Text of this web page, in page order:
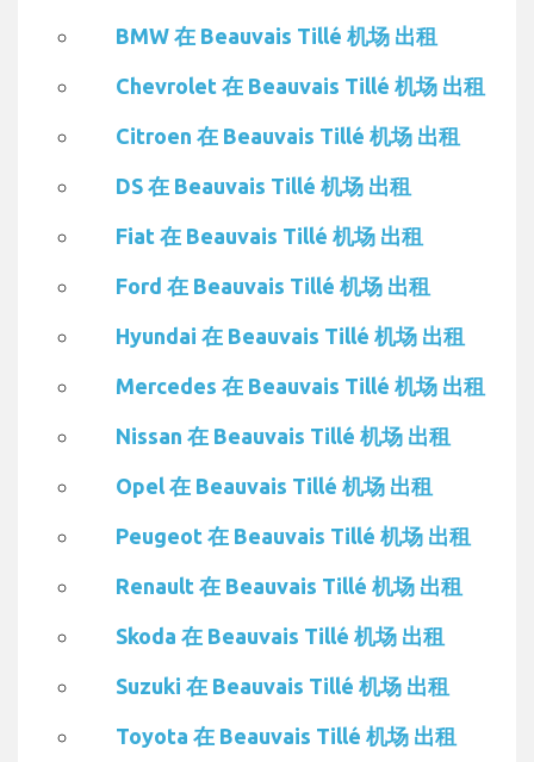
BMW 在 Beauvais Tillé 机场 出租
Chevrolet 在 Beauvais Tillé 机场 出租
Citroen 在 Beauvais Tillé 机场 出租
DS 在 Beauvais Tillé 机场 出租
Fiat 在 Beauvais Tillé 机场 出租
Ford 在 Beauvais Tillé 机场 出租
Hyundai 在 Beauvais Tillé 机场 出租
Mercedes 在 Beauvais Tillé 机场 出租
Nissan 在 Beauvais Tillé 机场 出租
Opel 在 Beauvais Tillé 机场 出租
Peugeot 在 Beauvais Tillé 机场 出租
Renault 在 Beauvais Tillé 机场 出租
Skoda 在 Beauvais Tillé 机场 出租
Suzuki 在 Beauvais Tillé 机场 出租
Toyota 在 Beauvais Tillé 机场 出租